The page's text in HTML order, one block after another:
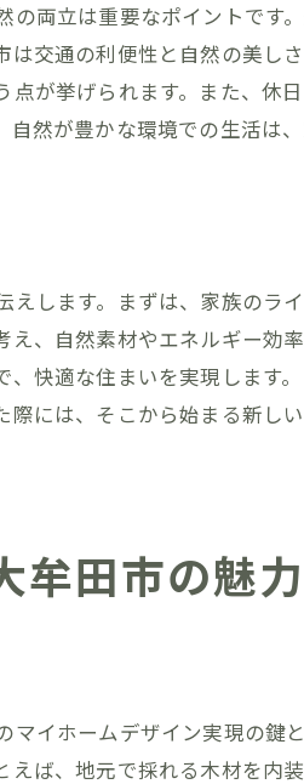
ための専門家との協力
田市でデザイン自然と暮らし
した住まい作りのステップ
たインテリア選びのポイント
力を最大限に生かす家づくり
ームを実現するための準備
両立は重要なポイントです
交通の利便性と自然の美し
が挙げられます。また、休
然が豊かな環境での生活は
します。まずは、家族のラ
、自然素材やエネルギー効
快適な住まいを実現します
には、そこから始まる新し
牟田市の魅
イホームデザイン実現の鍵
ば、地元で採れる木材を内